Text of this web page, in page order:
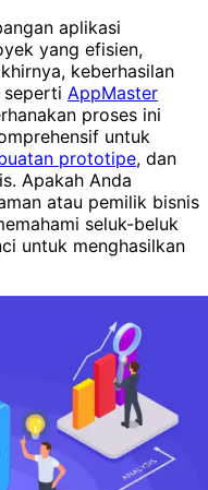
aplikasi
yang efisien,
keberhasilan
AppMaster
proses ini
untuk
prototipe, dan
Apakah Anda
atau pemilik bisnis
seluk-beluk
untuk menghasilkan